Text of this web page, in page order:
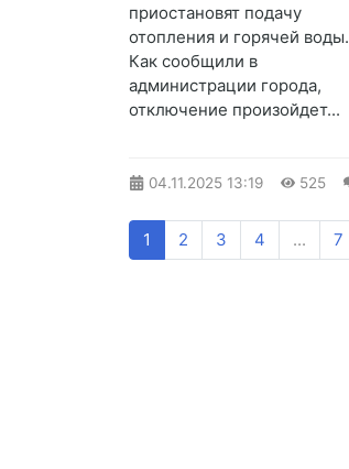
приостановят подачу
отопления и горячей воды.
Как сообщили в
администрации города,
отключение произойдет...
04.11.2025 13:19 525
1 2 3 4 ... 7